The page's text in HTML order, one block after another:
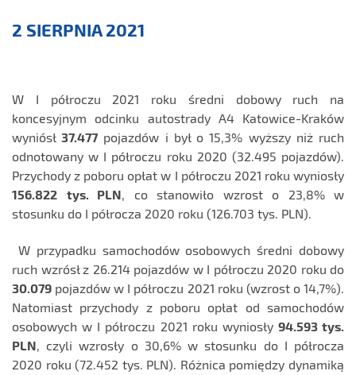
2 SIERPNIA 2021
W I półroczu 2021 roku średni dobowy ruch na
koncesyjnym odcinku autostrady A4 Katowice-Kraków
wyniósł37.477 pojazdów i był o 15,3% wyższy niż ruch
odnotowany w I półroczu roku 2020 (32.495 pojazdów).
Przychody z poboru opłat w I półroczu 2021 roku wyniosły
156.822
tys. PLN, co stanowiło wzrost o 23,8% w
stosunku do I półrocza 2020 roku (126.703 tys. PLN).
W przypadku samochodów osobowych średni dobowy
ruch wzrósł z 26.214 pojazdów w I półroczu 2020 roku do
30.079 pojazdów w I półroczu 2021 roku (wzrost o 14,7%).
Natomiast przychody z poboru opłat od samochodów
osobowych w I półroczu 2021 roku wyniosły 94.593 tys.
PLN, czyli wzrosły o 30,6% w stosunku do I półrocza
2020 roku (72.452 tys. PLN). Różnica pomiędzy dynamiką